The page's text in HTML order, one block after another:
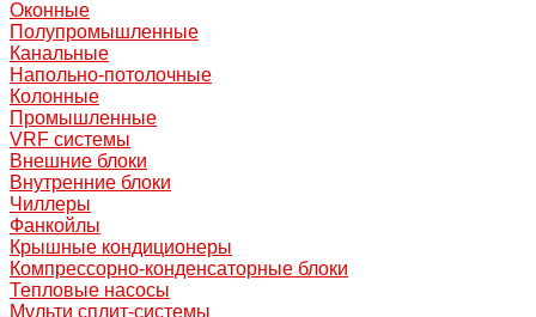
Оконные
Полупромышленные
Канальные
Напольно-потолочные
Колонные
Промышленные
VRF системы
Внешние блоки
Внутренние блоки
Чиллеры
Фанкойлы
Крышные кондиционеры
Компрессорно-конденсаторные блоки
Тепловые насосы
Мульти сплит-системы